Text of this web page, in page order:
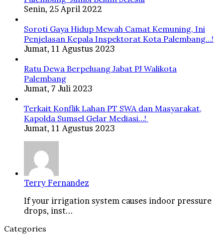
Senin, 25 April 2022
Soroti Gaya Hidup Mewah Camat Kemuning, Ini
Penjelasan Kepala Inspektorat Kota Palembang…!
Jumat, 11 Agustus 2023
Ratu Dewa Berpeluang Jabat PJ Walikota
Palembang
Jumat, 7 Juli 2023
Terkait Konflik Lahan PT SWA dan Masyarakat,
Kapolda Sumsel Gelar Mediasi…!
Jumat, 11 Agustus 2023
Terry Fernandez
If your irrigation system causes indoor pressure
drops, inst...
Categories